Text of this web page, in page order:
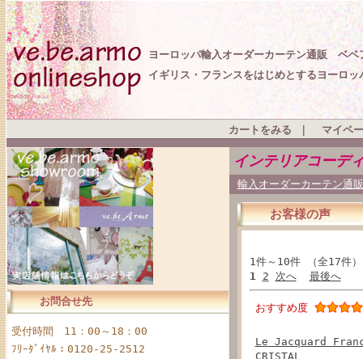
ヨーロッパ輸入オーダーカーテン通販 ベ
イギリス・フランスをはじめとするヨーロ
カートをみる マイペ
お問合せ先
受付時間 11：00～18：00
ﾌﾘｰﾀﾞｲﾔﾙ：0120-25-2512
インテリアコーデ
輸入オーダーカーテン通
お客様の声
1件～10件 （全17件
1
2 次へ 最後へ
おすすめ度
Le Jacquard
CRISTAL